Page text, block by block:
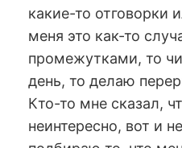
какие-то отговорки
меня это как-то
промежутками, то
день, то делаю
Кто-то мне сказал,
неинтересно, вот и